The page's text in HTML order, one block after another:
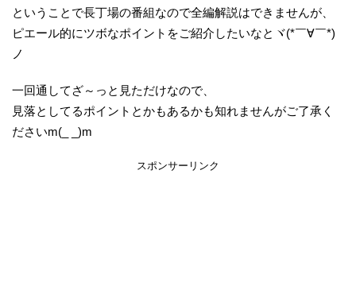
ということで長丁場の番組なので全編解説はできませんが、
ピエール的にツボなポイントをご紹介したいなとヾ(*￣∀￣*)
ノ
一回通してざ～っと見ただけなので、
見落としてるポイントとかもあるかも知れませんがご了承く
ださいm(_ _)m
スポンサーリンク